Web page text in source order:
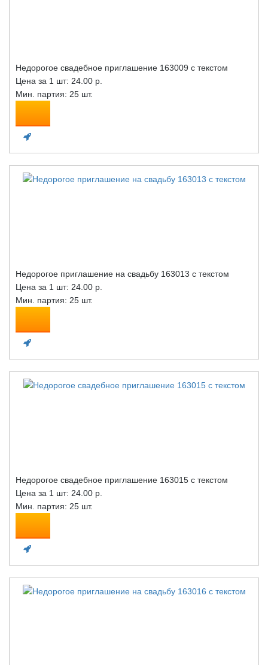
Недорогое свадебное приглашение 163009 с текстом
Цена за 1 шт: 24.00 р.
Мин. партия: 25 шт.
Недорогое приглашение на свадьбу 163013 с текстом
Цена за 1 шт: 24.00 р.
Мин. партия: 25 шт.
Недорогое свадебное приглашение 163015 с текстом
Цена за 1 шт: 24.00 р.
Мин. партия: 25 шт.